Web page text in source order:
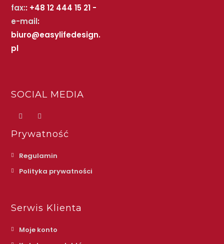
fax:: +48 12 444 15 21 -
e-mail:
biuro@easylifedesign.
pl
SOCIAL MEDIA
Prywatność
Regulamin
Polityka prywatności
Serwis Klienta
Moje konto